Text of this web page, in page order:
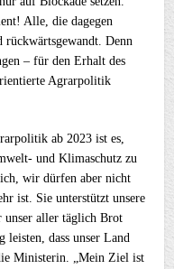
Alle, die dagegen
rückwärtsgewandt. Denn
– für den Erhalt des
Agrarpolitik
ab 2023 ist es,
und Klimaschutz zu
wir dürfen aber nicht
ist. Sie unterstützt unsere
aller täglich Brot
leisten, dass unser Land
Ministerin. „Mein Ziel ist